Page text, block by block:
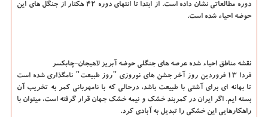
دوره مطالعاتی نشان داده است. از ابتدا تا انتهای دوره ۴۲ هکتار از جنگل های این
حوضه احیاء شده است.
نقشه مناطق احیاء شده عرصه های جنگلی حوضه آبریز لاهیجان-چابکسر
فردا ۱۳ فروردین روز آخر جشن های نوروزی "روز طبیعت" نامگذاری شده است
تا بهانه ای برای آشتی با طبیعت باشد، درحالی که با نامهربانی کمر به تخریب آن
بسته ایم. اگر ایران در کمربند خشک و نیمه خشک جهان قرار گرفته است، میتوان با
راهکارهایی این خشکی را تبدیل به آبادی کرد.